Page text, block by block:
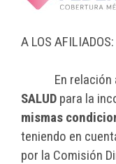
A LOS AFILIADOS:
En relación
SALUD para la
mismas
teniendo en
por la Comisión